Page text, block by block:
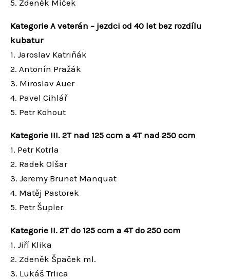
5. Zdeněk Míček
Kategorie A veterán – jezdci od 40 let bez rozdílu
kubatur
1. Jaroslav Katriňák
2. Antonín Pražák
3. Miroslav Auer
4. Pavel Cihlář
5. Petr Kohout
Kategorie III. 2T nad 125 ccm a 4T nad 250 ccm
1. Petr Kotrla
2. Radek Olšar
3. Jeremy Brunet Manquat
4. Matěj Pastorek
5. Petr Šupler
Kategorie II. 2T do 125 ccm a 4T do 250 ccm
1. Jiří Klika
2. Zdeněk Špaček ml.
3. Lukáš Trlica